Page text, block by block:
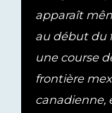
apparaît
au début du
une course
frontière
canadienne,